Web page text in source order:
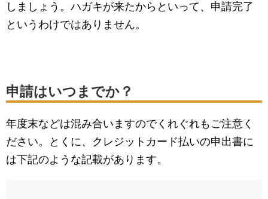
しましょう。ハガキが来たからといって、申請完了
というわけではありません。
申請はいつまでか？
年度末などは混み合いますのでくれぐれもご注意く
ださい。とくに、クレジットカード払いの申出書に
は下記のような記載があります。